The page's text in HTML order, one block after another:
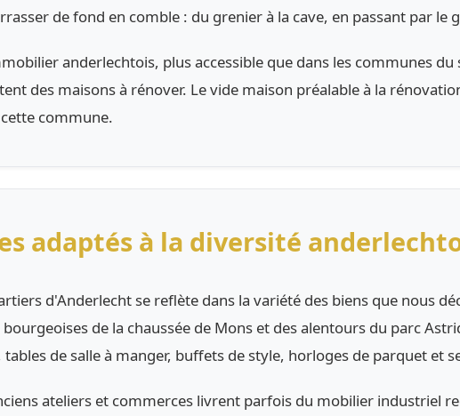
de fond en comble : du grenier à la cave, en passant par le
anderlechtois, plus accessible que dans les communes
des maisons à rénover. Le vide maison préalable à la
commune.
adaptés à la diversité
d'Anderlecht se reflète dans la variété des biens que nous
de la chaussée de Mons et des alentours du parc
de salle à manger, buffets de style, horloges de parquet et
ateliers et commerces livrent parfois du mobilier industriel